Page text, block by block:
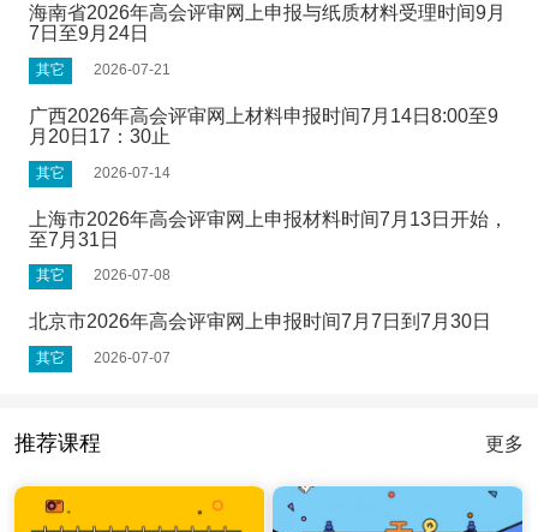
海南省2026年高会评审网上申报与纸质材料受理时间9月
7日至9月24日
其它 2026-07-21
广西2026年高会评审网上材料申报时间7月14日8:00至9
月20日17：30止
其它 2026-07-14
上海市2026年高会评审网上申报材料时间7月13日开始，
至7月31日
其它 2026-07-08
北京市2026年高会评审网上申报时间7月7日到7月30日
其它 2026-07-07
推荐课程 更多